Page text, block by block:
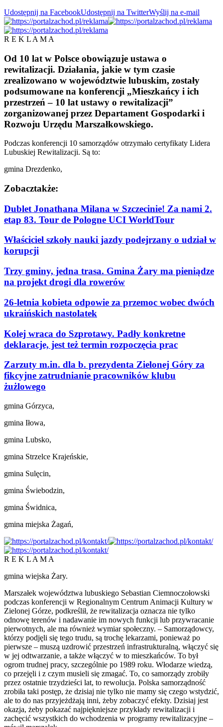
Udostępnij na FacebookUdostępnij na TwitterWyślij na e-mail
R E K L A M A
Od 10 lat w Polsce obowiązuje ustawa o
rewitalizacji. Działania, jakie w tym czasie
zrealizowano w województwie lubuskim, zostały
podsumowane na konferencji „Mieszkańcy i ich
przestrzeń – 10 lat ustawy o rewitalizacji”
zorganizowanej przez Departament Gospodarki i
Rozwoju Urzędu Marszałkowskiego.
Podczas konferencji 10 samorządów otrzymało certyfikaty Lidera
Lubuskiej Rewitalizacji. Są to:
gmina Drezdenko,
Zobacztakże:
Dublet Jonathana Milana w Szczecinie! Za nami 2.
etap 83. Tour de Pologne UCI WorldTour
Właściciel szkoły nauki jazdy podejrzany o udział w
korupcji
Trzy gminy, jedna trasa. Gmina Żary ma pieniądze
na projekt drogi dla rowerów
26-letnia kobieta odpowie za przemoc wobec dwóch
ukraińskich nastolatek
Kolej wraca do Szprotawy. Padły konkretne
deklaracje, jest też termin rozpoczęcia prac
Zarzuty m.in. dla b. prezydenta Zielonej Góry za
fikcyjne zatrudnianie pracowników klubu
żużlowego
gmina Górzyca,
gmina Iłowa,
gmina Lubsko,
gmina Strzelce Krajeńskie,
gmina Sulęcin,
gmina Świebodzin,
gmina Świdnica,
gmina miejska Żagań,
R E K L A M A
gmina wiejska Żary.
Marszałek województwa lubuskiego Sebastian Ciemnoczołowski
podczas konferencji w Regionalnym Centrum Animacji Kultury w
Zielonej Górze, podkreślił, że rewitalizacja oznacza nie tylko
odnowę terenów i nadawanie im nowych funkcji lub przywracanie
pierwotnych, ale ma również wymiar społeczny. – Samorządowcy,
którzy podjęli się tego trudu, są trochę lekarzami, ponieważ po
pierwsze – muszą uzdrowić przestrzeń infrastrukturalną, włączyć się
w jej odtwarzanie, a także włączyć w to mieszkańców. To był
ogrom trudnej pracy, szczególnie po 1989 roku. Włodarze wiedzą,
co przejęli i z czym musieli się zmagać. To, co samorządy zrobiły
przez ostatnie trzydzieści lat, to rewolucja. Polska samorządność
zrobiła taki postęp, że dzisiaj nie tylko nie mamy się czego wstydzić,
ale to do nas przyjeżdżają inni, żeby zobaczyć efekty. Dzisiaj jest
okazja, żeby pokazać najpiękniejsze przykłady rewitalizacji i
zachęcić wszystkich do wchodzenia w programy rewitalizacyjne –